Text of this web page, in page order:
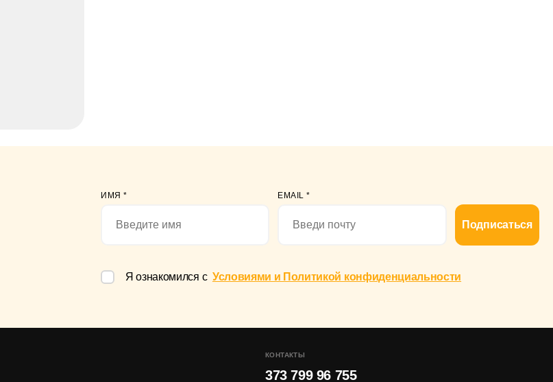
ИМЯ * EMAIL*
Подписаться
Я ознакомился с Условиями и Политикой конфиденциальности
КОНТАКТЫ
373 799 96 755